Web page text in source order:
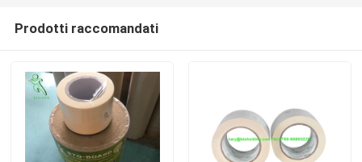
Prodotti raccomandati